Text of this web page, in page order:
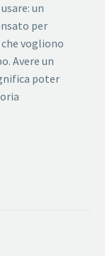
un
per
vogliono
Avere un
poter